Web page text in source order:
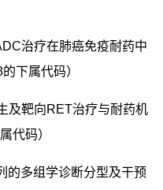
治疗在肺癌免疫耐药中
的下属代码）
及靶向RET治疗与耐药机
代码）
的多组学诊断分型及干预